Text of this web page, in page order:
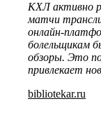
КХЛ активно
матчи
онлайн-
болельщикам
обзоры. Это
привлекает
bibliotekar.ru